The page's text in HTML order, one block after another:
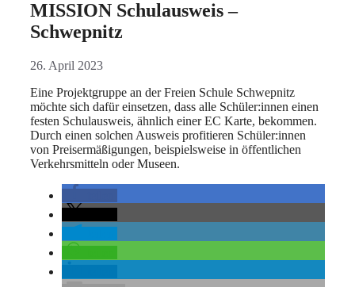
MISSION Schulausweis –
Schwepnitz
26. April 2023
Eine Projektgruppe an der Freien Schule Schwepnitz
möchte sich dafür einsetzen, dass alle Schüler:innen einen
festen Schulausweis, ähnlich einer EC Karte, bekommen.
Durch einen solchen Ausweis profitieren Schüler:innen
von Preisermäßigungen, beispielsweise in öffentlichen
Verkehrsmitteln oder Museen.